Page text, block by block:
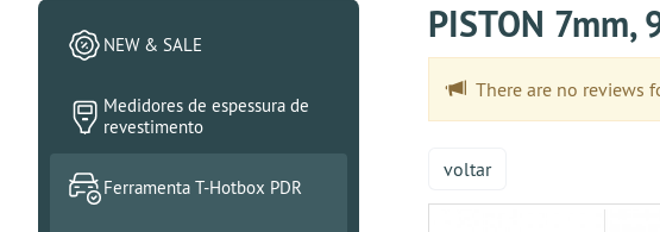
PISTON 7mm,
There are no reviews
voltar
NEW & SALE
Medidores de espessura de
revestimento
Ferramenta T-Hotbox PDR